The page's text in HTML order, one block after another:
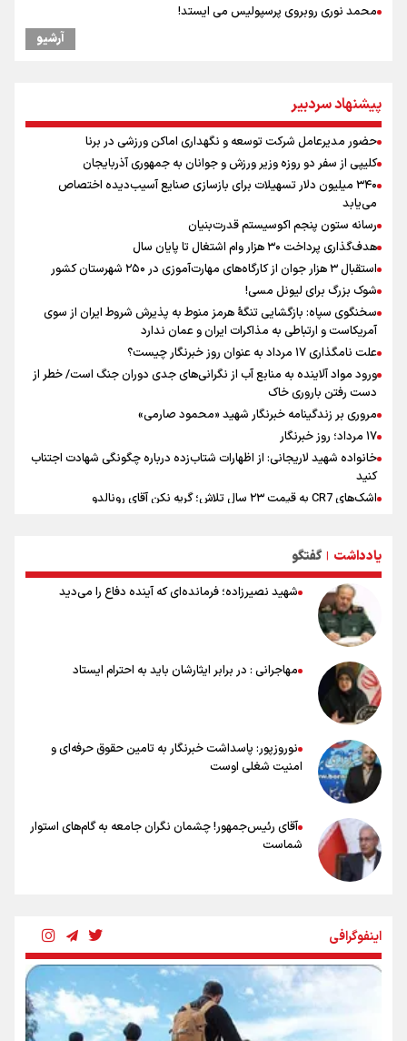
محمد نوری روبروی پرسپولیس می ایستد!
دبیرکل گردان‌های سیدالشهدا عراق: پاسخ به تجاوزهای عربستان همچنان
یوسفی: جای بخیه سرم یادگار یک سانحه است، نه دعوا!/ انتظار داشتیم تیم
ملی از گروهش صعود کند + فیلم
کالبدشکافی استقلال پیش از لیگ بیست‌و‌ششم/ آبی‌پوشان با چه وضعیتی
وارد لیگ می‌شوند؟
مروری بر زندگینامه خبرنگار شهید «محمود صارمی»
علت نامگذاری ۱۷ مرداد به عنوان روز خبرنگار چیست؟
آرشیو
پیشنهاد سردبیر
حضور مدیرعامل شرکت توسعه و نگهداری اماکن ورزشی در برنا
کلیپی از سفر دو روزه وزیر ورزش و جوانان به جمهوری آذربایجان
۳۴۰ میلیون دلار تسهیلات برای بازسازی صنایع آسیب‌دیده اختصاص
می‌یابد
رسانه ستون پنجم اکوسیستم قدرت‌بنیان
هدف‌گذاری پرداخت ۳۰ هزار وام اشتغال تا پایان سال
استقبال ۳ هزار جوان از کارگاه‌های مهارت‌آموزی در ۲۵۰ شهرستان کشور
شوک بزرگ برای لیونل مسی!
سخنگوی سپاه: بازگشایی تنگۀ هرمز منوط به پذیرش شروط ایران از سوی
آمریکاست و ارتباطی به مذاکرات ایران و عمان ندارد
علت نامگذاری ۱۷ مرداد به عنوان روز خبرنگار چیست؟
ورود مواد آلاینده به منابع آب از نگرانی‌های جدی دوران جنگ است/ خطر از
دست رفتن باروری خاک
مروری بر زندگینامه خبرنگار شهید «محمود صارمی»
۱۷ مرداد؛ روز خبرنگار
خانواده شهید لاریجانی: از اظهارات شتاب‌زده درباره چگونگی شهادت اجتناب
کنید
اشک‌های CR7 به قیمت ۲۳ سال تلاش؛ گریه نکن آقای رونالدو
تلاش مدام برای زنده نگه داشتن هنر ایرانی
نصرتی: پاسخ بیرانوند سنخیتی با صحبت‌های علی دایی نداشت/
ملی‌پوشان نباید از خودشان تعریف کنند!
خلعتبری: جای دو سه نفر در جام جهانی خالی بود/ تیم ملی نیاز به تغییر
نسل دارد/ دوست دارم آرژانتین قهرمان شود
شاهرخی: اندازه داشته‌هایمان از بازار جام جهانی برداشت کردیم/ دودستی
سرنوشت صعود را به تیم‌های دیگر سپردیم
عالمی: جام جهانی از مرحله حذفی جان گرفت/ درباره شیوه بازی تیم ملی
نقد وجود دارد
یادداشت | گفتگو
شهید نصیرزاده؛ فرمانده‌ای که آینده دفاع را می‌دید
مهاجرانی : در برابر ایثارشان باید به احترام ایستاد
نوروزپور: پاسداشت خبرنگار به تامین حقوق حرفه‌ای و
امنیت شغلی اوست
آقای رئیس‌جمهور! چشمان نگران جامعه به گام‌های استوار
شماست
بنزین؛ تدبیری برای حفظ امنیت انرژی
اینفوگرافی